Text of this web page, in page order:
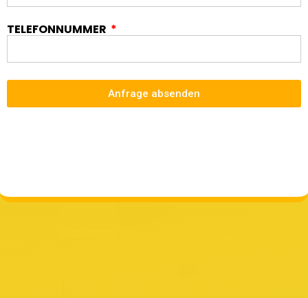
TELEFONNUMMER
Anfrage absenden